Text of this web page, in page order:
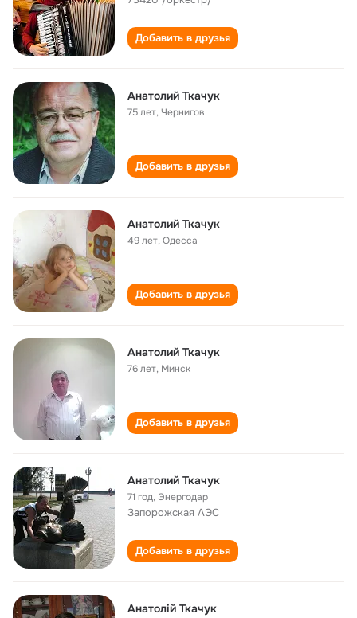
Добавить в друзья
Анатолий Ткачук
75 лет,Чернигов
Добавить в друзья
Анатолий Ткачук
49 лет,Одесса
Добавить в друзья
Анатолий Ткачук
76 лет, Минск
Добавить в друзья
Анатолий Ткачук
71 год, Энергодар
Запорожская АЭС
Добавить в друзья
Анатолій Ткачук